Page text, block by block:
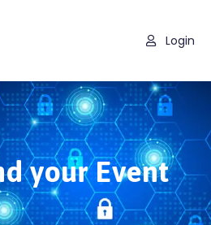
Login
your Event